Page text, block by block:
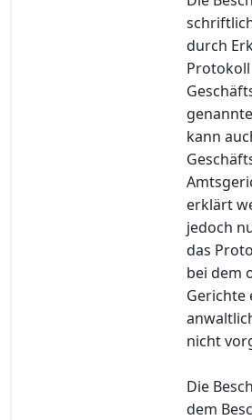
durch
kann
erklärt
jedoch
das
bei dem
Gerichte
nicht
Die
dem